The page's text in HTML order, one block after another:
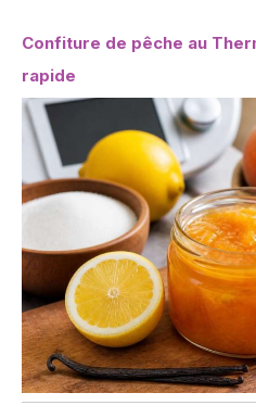
Confiture de pêche au
rapide